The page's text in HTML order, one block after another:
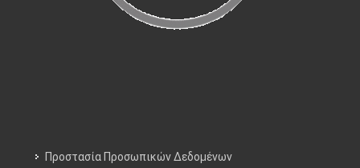
Προστασία Προσωπικών Δεδομένων